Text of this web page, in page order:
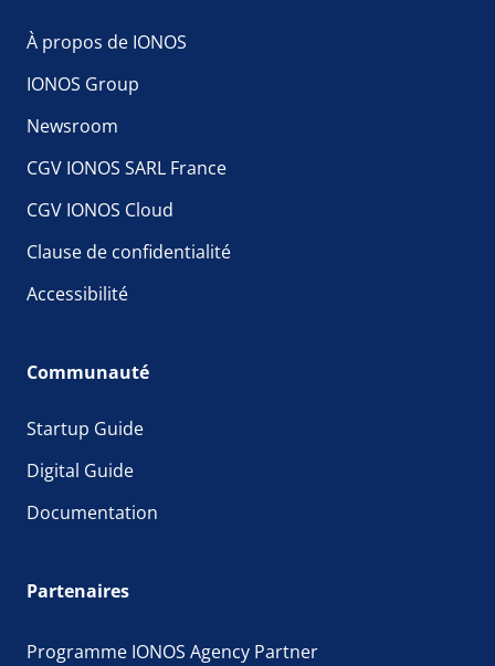
À propos de IONOS
IONOS Group
Newsroom
CGV IONOS SARL France
CGV IONOS Cloud
Clause de confidentialité
Accessibilité
Communauté
Startup Guide
Digital Guide
Documentation
Partenaires
Programme IONOS Agency Partner